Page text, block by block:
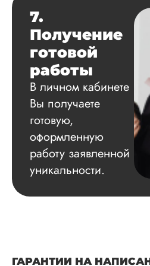
7.
Получение
готовой
работы
В личном кабинете
Вы получаете
готовую,
оформленную
работу заявленной
уникальности.
ГАРАНТИИ НА